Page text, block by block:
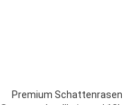
Premium Schattenrasen